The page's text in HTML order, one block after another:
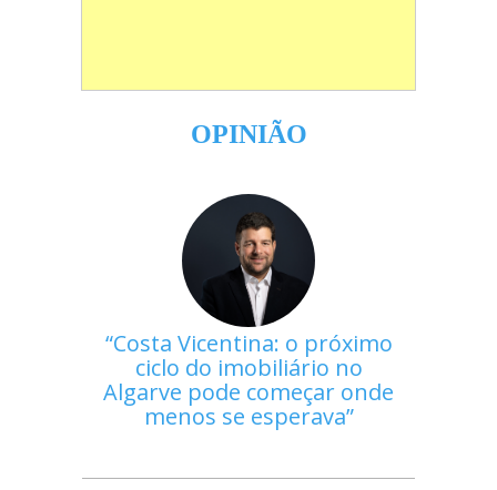
OPINIÃO
Costa Vicentina: o próximo
ciclo do imobiliário no
Algarve pode começar onde
menos se esperava